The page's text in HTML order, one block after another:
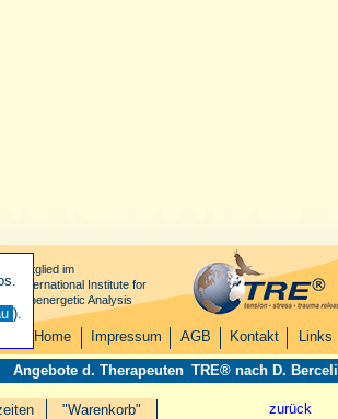
Mitglied im
International Institute for
Bioenergetic Analysis
Home Impressum AGB Kontakt Links
Angebote d. Therapeuten TRE® nach D. Berceli
zurück
"Warenkorb"
).